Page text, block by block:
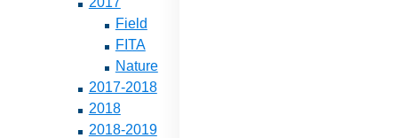
Field
FITA
Nature
2017-2018
2018
2018-2019